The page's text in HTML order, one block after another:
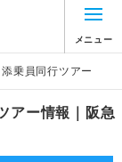
メニュー
乗員同行ツアー
アー情報｜阪急